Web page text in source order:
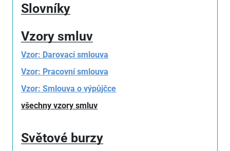
Slovníky
Vzory smluv
Vzor: Darovací smlouva
Vzor: Pracovní smlouva
Vzor: Smlouva o výpůjčce
všechny vzory smluv
Světové burzy